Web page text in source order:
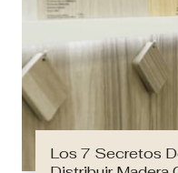
terreno
construcción de
buscan…
Los 7 Secretos